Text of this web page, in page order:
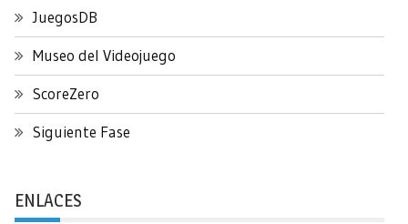
JuegosDB
Museo del Videojuego
ScoreZero
Siguiente Fase
ENLACES